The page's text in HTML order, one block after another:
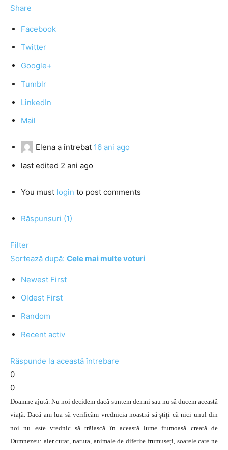
Share
Facebook
Twitter
Google+
Tumblr
LinkedIn
Mail
Elena a întrebat 16 ani ago
last edited 2 ani ago
You must login to post comments
Răspunsuri (1)
Filter
Sortează după: Cele mai multe voturi
Newest First
Oldest First
Random
Recent activ
Răspunde la această întrebare
0
0
Doamne ajută. Nu noi decidem dacă suntem demni sau nu să ducem această
viață. Dacă am lua să verificăm vrednicia noastră să știți că nici unul din
noi nu este vrednic să trăiască în această lume frumoasă creată de
Dumnezeu: aier curat, natura, animale de diferite frumuseți, soarele care ne